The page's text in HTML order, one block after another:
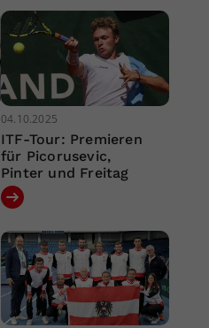
04.10.2025
ITF-Tour: Premieren
für Picorusevic,
Pinter und Freitag